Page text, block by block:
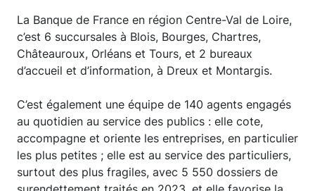
La Banque de France en région Centre-Val de Loire,
c’est 6 succursales à Blois, Bourges, Chartres,
Châteauroux, Orléans et Tours, et 2 bureaux
d’accueil et d’information, à Dreux et Montargis.
C’est également une équipe de 140 agents engagés
au quotidien au service des publics : elle cote,
accompagne et oriente les entreprises, en particulier
les plus petites ; elle est au service des particuliers,
surtout des plus fragiles, avec 5 550 dossiers de